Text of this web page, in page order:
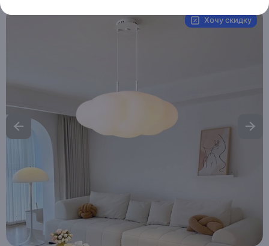
Хочу скидку